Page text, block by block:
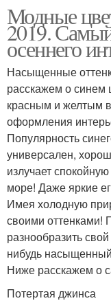
Модные
2019.
осеннего
Насыщенные
расскажем о синем
красным и желтым
оформления
Популярность
универсален,
излучает
море! Даже яркие
Имея холодную
своими оттенками!
разнообразить
нибудь
Ниже расскажем о
Потертая джинса